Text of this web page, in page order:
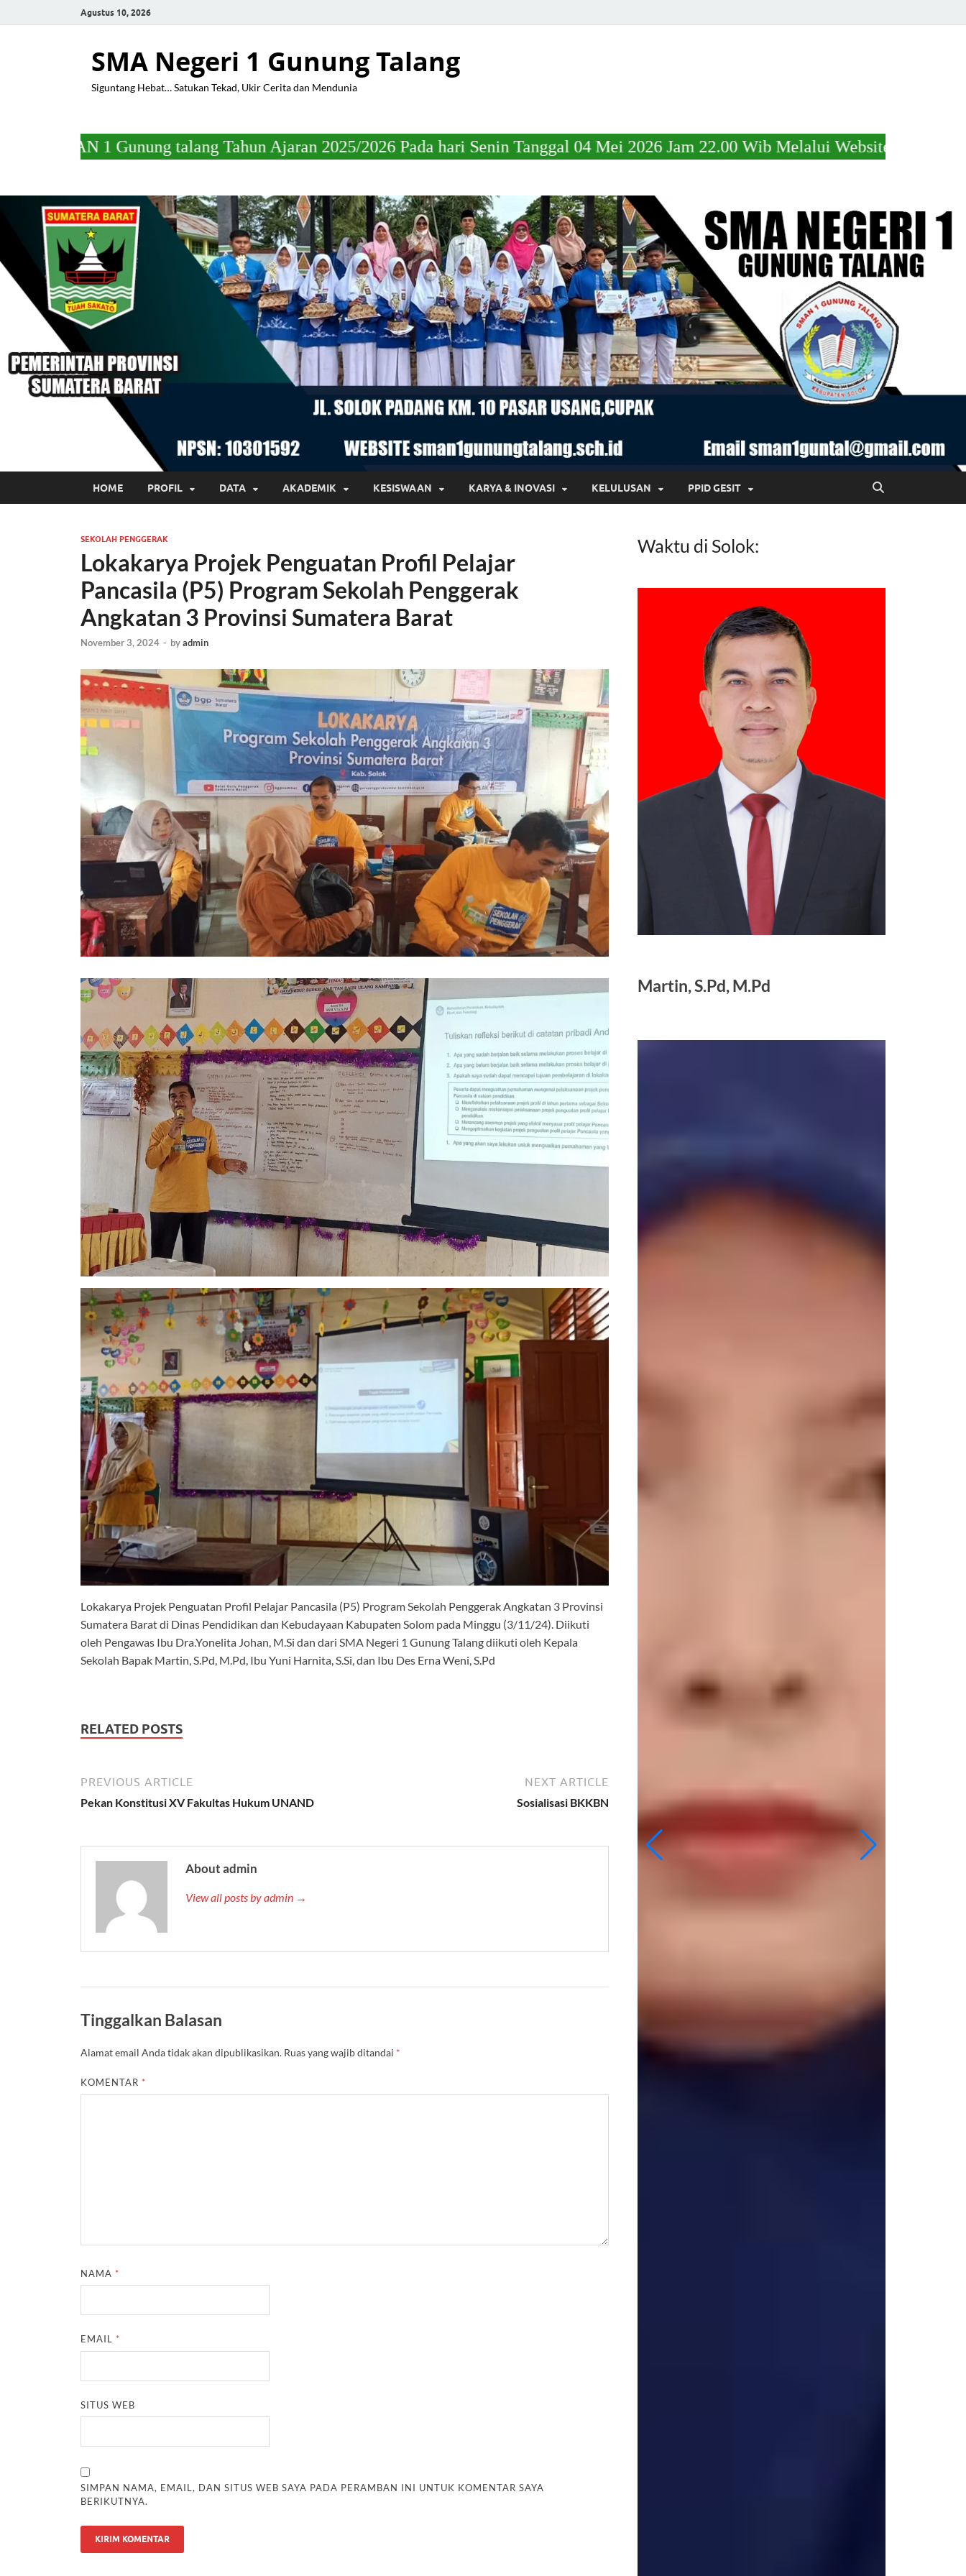
Agustus 10, 2026
SMA Negeri 1 Gunung Talang
Siguntang Hebat… Satukan Tekad, Ukir Cerita dan Mendunia
talang Tahun Ajaran 2025/2026 Pada hari Senin Tanggal 04 Mei 2026 Jam 22.00 Wib Melalui Website https://s.id/
HOME PROFIL DATA AKADEMIK KESISWAAN KARYA & INOVASI KELULUSAN PPID GESIT
SEKOLAH PENGGERAK
Lokakarya Projek Penguatan Profil Pelajar
Pancasila (P5) Program Sekolah Penggerak
Angkatan 3 Provinsi Sumatera Barat
November 3, 2024 - byadmin
Lokakarya Projek Penguatan Profil Pelajar Pancasila (P5) Program Sekolah Penggerak Angkatan 3 Provinsi
Sumatera Barat di Dinas Pendidikan dan Kebudayaan Kabupaten Solom pada Minggu (3/11/24). Diikuti
oleh Pengawas Ibu Dra.Yonelita Johan, M.Si dan dari SMA Negeri 1 Gunung Talang diikuti oleh Kepala
Sekolah Bapak Martin, S.Pd, M.Pd, Ibu Yuni Harnita, S.Si, dan Ibu Des Erna Weni, S.Pd
RELATED POSTS
PREVIOUS ARTICLE
Pekan Konstitusi XV Fakultas Hukum UNAND
NEXT ARTICLE
Sosialisasi BKKBN
About admin
View all posts by admin →
Tinggalkan Balasan
Alamat email Anda tidak akan dipublikasikan. Ruas yang wajib ditandai *
KOMENTAR *
NAMA *
EMAIL *
SITUS WEB
SIMPAN NAMA, EMAIL, DAN SITUS WEB SAYA PADA PERAMBAN INI UNTUK KOMENTAR SAYA
BERIKUTNYA.
Waktu di Solok:
Martin, S.Pd, M.Pd